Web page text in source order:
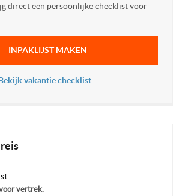
direct een persoonlijke checklist voor
INPAKLIJST MAKEN
vakantie checklist
vertrek.